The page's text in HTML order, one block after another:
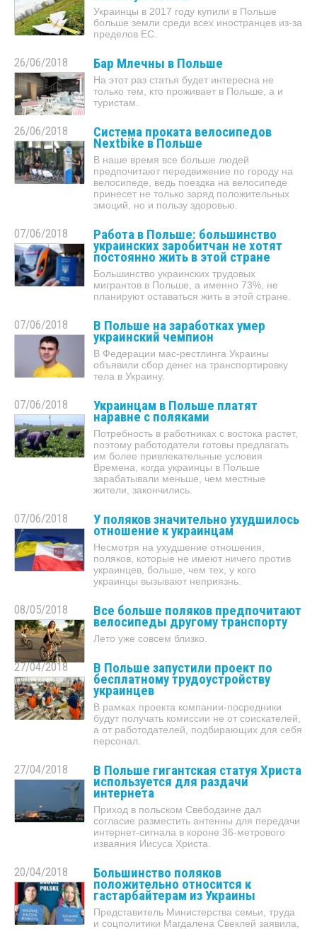
Украинцы в 2017 году купили в Польше
больше земли среди всех иностранцев из-за
пределов ЕС.
26/06/2018 Бар Млечны в Польше
На этот раз статья будет интересна не
только тем, кто проживает в Польше, а и
туристам.
26/06/2018 Система проката велосипедов
Nextbike в Польше
В наше время все больше людей
предпочитают передвижение по городу на
велосипеде, ведь поездка на велосипеде
принесет не только заряд положительных
эмоций, но и пользу здоровью.
07/06/2018 Работа в Польше: большинство
украинских заробитчан не хотят
постоянно жить в этой стране
Большинство украинских трудовых
мигрантов в Польше, а именно 73%, не
планируют оставаться жить в этой стране.
07/06/2018 В Польше на заработках умер
украинский чемпион
В Федерации мас-рестлинга Украины
объявили сбор денег на транспортировку
тела в Украину.
07/06/2018 Украинцам в Польше платят
наравне с поляками
Потребность в работниках с востока растет,
поэтому работодатели готовы предлагать
им более привлекательные условия
Времена, когда украинцы в Польше
зарабатывали меньше, чем местные
жители, закончились.
07/06/2018 У поляков значительно ухудшилось
отношение к украинцам
Несмотря на ухудшение отношения,
поляков, которые не имеют ничего против
украинцев, больше, чем тех, у кого
украинцы вызывают неприязнь.
08/05/2018 Все больше поляков предпочитают
велосипеды другому транспорту
Лето уже совсем близко.
27/04/2018 В Польше запустили проект по
бесплатному трудоустройству
украинцев
В рамках проекта компании-посредники
будут получать комиссии не от соискателей,
а от работодателей, подбирающих для себя
персонал.
27/04/2018 В Польше гигантская статуя Христа
используется для раздачи
интернета
Приход в польском Свебодзине дал
согласие разместить антенны для передачи
интернет-сигнала в короне 36-метрового
изваяния Иисуса Христа.
20/04/2018 Большинство поляков
положительно относится к
гастарбайтерам из Украины
Представитель Министерства семьи, труда
и соцполитики Магдалена Свеклей заявила,